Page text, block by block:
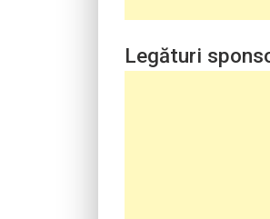
Legături